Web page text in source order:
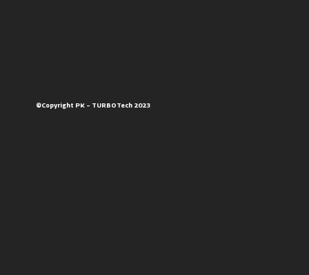
©Copyright PK – TURBOTech 2023